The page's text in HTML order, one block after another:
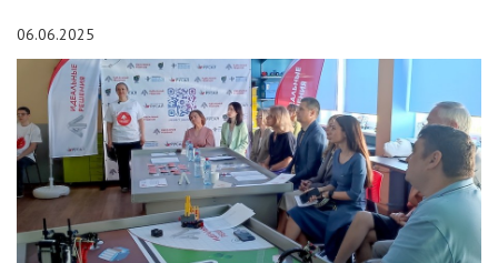
06.06.2025